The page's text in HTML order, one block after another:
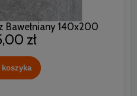
Bawełniany 140x200
zł
koszyka